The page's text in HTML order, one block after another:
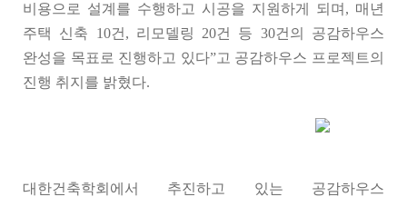
비용으로 설계를 수행하고 시공을 지원하게 되며, 매년
주택 신축 10건, 리모델링 20건 등 30건의 공감하우스
완성을 목표로 진행하고 있다”고 공감하우스 프로젝트의
진행 취지를 밝혔다.
대한건축학회에서 추진하고 있는 공감하우스